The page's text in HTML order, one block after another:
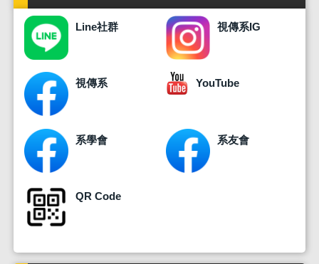
Line社群 視傳系IG
視傳系 YouTube
系學會 系友會
QR Code